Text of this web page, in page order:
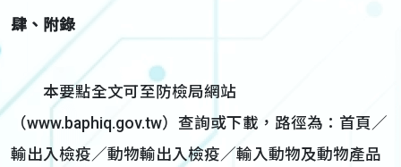
肆、附錄
本要點全文可至防檢局網站
（www.baphiq.gov.tw）查詢或下載，路徑為：首頁／
輸出入檢疫／動物輸出入檢疫／輸入動物及動物產品